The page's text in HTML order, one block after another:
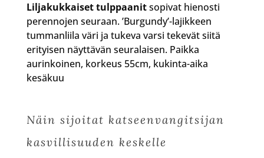
Liljakukkaiset tulppaanitsopivat hienosti
perennojen seuraan. ’Burgundy’-lajikkeen
tummanliila väri ja tukeva varsi tekevät siitä
erityisen näyttävän seuralaisen. Paikka
aurinkoinen, korkeus 55cm, kukinta-aika
kesäkuu
Näin sijoitat katseenvangitsijan
kasvillisuuden keskelle